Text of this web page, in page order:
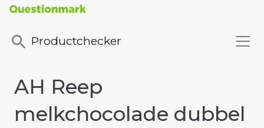
Productchecker
AH Reep
melkchocolade dubbel